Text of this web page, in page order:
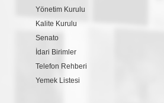
Yönetim Kurulu
Kalite Kurulu
Senato
İdari Birimler
Telefon Rehberi
Yemek Listesi